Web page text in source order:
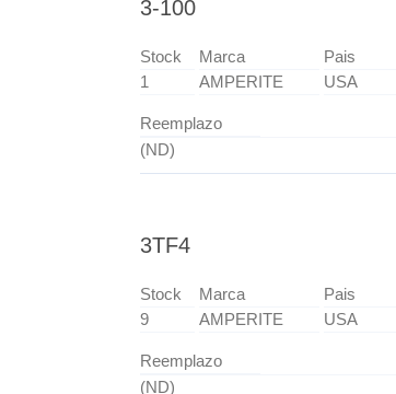
3-100
Stock Marca
Pais
1
AMPERITE USA
Reemplazo
(ND)
3TF4
Stock Marca
Pais
9
AMPERITE USA
Reemplazo
(ND)